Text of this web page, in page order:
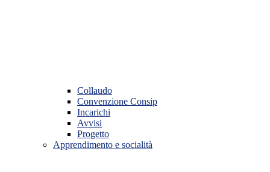
Collaudo
Convenzione Consip
Incarichi
Avvisi
Progetto
Apprendimento e socialità